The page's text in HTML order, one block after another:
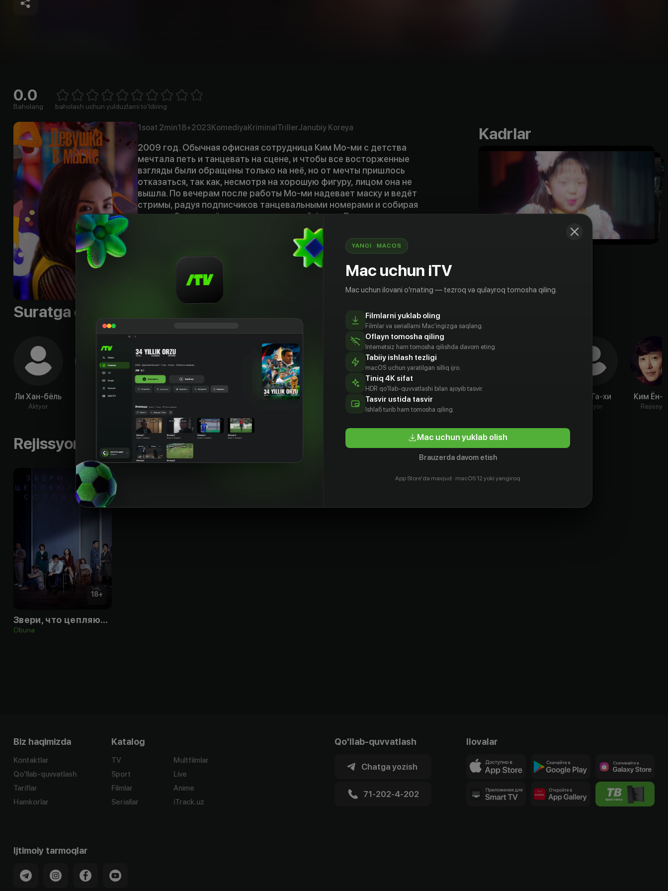
0.0
Baholang 1 Star2 Stars3 Stars4 Stars5 Stars6 Stars7 Stars8 Stars
baholash uchun yulduzlarni to'ldiring
1soat 2min18+2023KomediyaKriminalTrillerJanubiy Koreya
2009 год. Обычная офисная сотрудница Ким Мо-ми с детства
мечтала петь и танцевать на сцене, и чтобы все восторженные
взгляды были обращены только на неё, но от мечты пришлось
отказаться, так как, несмотря на хорошую фигуру, лицом она не
вышла. По вечерам после работы Мо-ми надевает маску и ведёт
стримы, радуя подписчиков танцевальными номерами и собирая
донаты. Один из её коллег — преданный фанат Девушки в маске, и
однажды он узнаёт, кем является его кумир в реальной жизни.
rus
Kadrlar
Suratga olish guruhi
Ли Хан-бёль
Aktyor
Ан Джэ-хон
Aktyor
Хан Джэ-и Ко Хён-джон
Aktyor
Щин Е-со
Aktyor
Ким Га-хи
Aktyor
Ким Ён-
Rejissyor
Rejissyorning boshqa ishlari
18+
Звери, что цепляются за соломинку
Obuna
Biz haqimizda
Kontaktlar
Qo'llab-quvvatlash
Tariflar
Hamkorlar
Katalog
TV
Sport
Filmlar
Seriallar
Multfilmlar
Live
Anime
iTrack.uz
Qo'llab-quvvatlash
Chatga yozish
71-202-4-202
Ilovalar
Ijtimoiy tarmoqlar
YANGI · MACOS
Mac uchun iTV
Mac uchun ilovani o'rnating — tezroq va qulayroq tomosha qiling.
Filmlarni yuklab oling
Filmlar va seriallarni Mac'ingizga saqlang.
Oflayn tomosha qiling
Internetsiz ham tomosha qilishda davom eting.
Tabiiy ishlash tezligi
macOS uchun yaratilgan silliq ijro.
Tiniq 4K sifat
HDR qo'llab-quvvatlashi bilan ajoyib tasvir.
Tasvir ustida tasvir
Ishlаб turib ham tomosha qiling.
Mac uchun yuklab olish
Brauzerda davom etish
App Store'da mavjud · macOS 12 yoki yangiroq